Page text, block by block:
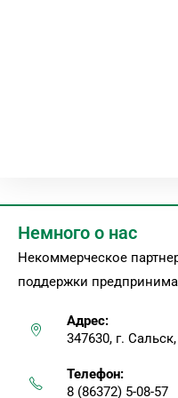
Немного о нас
Некоммерческое
поддержки
Адрес:
347630, г.
Телефон:
8 (86372) 5-08-57